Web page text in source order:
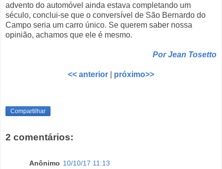
advento do automóvel ainda estava completando um
século, conclui-se que o conversível de São Bernardo do
Campo seria um carro único. Se querem saber nossa
opinião, achamos que ele é mesmo.
Por Jean Tosetto
<< anterior próximo>>
Compartilhar
2 comentários:
Anônimo 10/10/17 11:13